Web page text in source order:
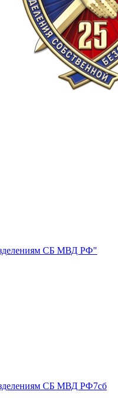
СБ МВД РФ"
СБ МВД РФ7сб